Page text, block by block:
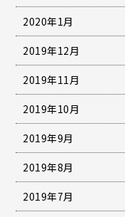
2020年1月
2019年12月
2019年11月
2019年10月
2019年9月
2019年8月
2019年7月